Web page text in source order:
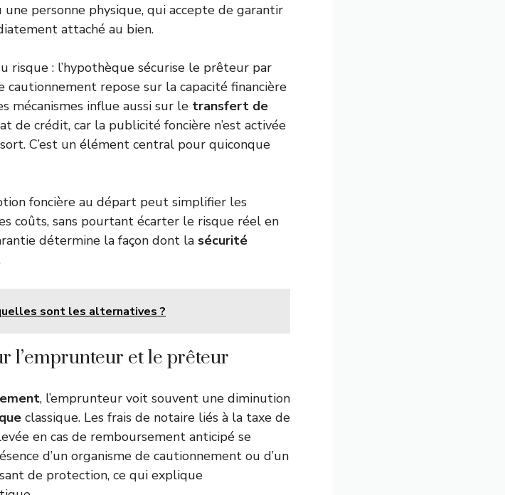
personne physique, qui accepte de garantir
attaché au bien.
: l’hypothèque sécurise le prêteur par
repose sur la capacité financière
mécanismes influe aussi sur le transfert de
de crédit, car la publicité foncière n’est activée
C’est un élément central pour quiconque
foncière au départ peut simplifier les
coûts, sans pourtant écarter le risque réel en
détermine la façon dont la sécurité
sont les alternatives ?
l’emprunteur et le prêteur
, l’emprunteur voit souvent une diminution
classique. Les frais de notaire liés à la taxe de
en cas de remboursement anticipé se
d’un organisme de cautionnement ou d’un
de protection, ce qui explique